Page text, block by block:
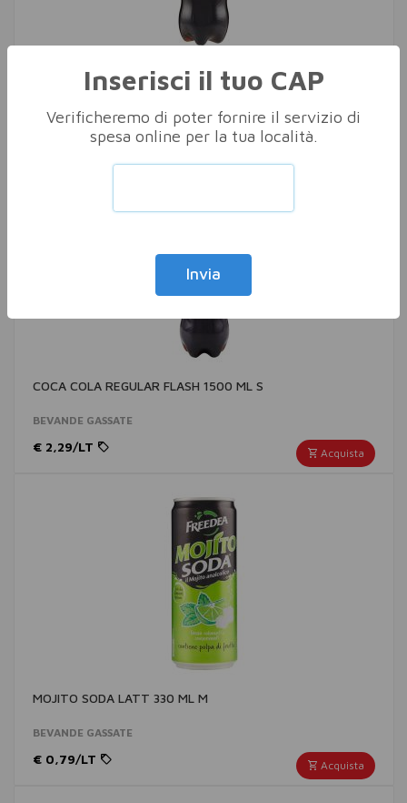
COCA COLA SENZA CAFFEINA 1 5 LT M
BEVANDE GASSATE
€ 2,29/LT
COCA COLA REGULAR FLASH 1500 ML S
BEVANDE GASSATE
Acquista
€ 2,29/LT
MOJITO SODA LATT 330 ML M
BEVANDE GASSATE
Acquista
€ 0,79/LT
Inserisci il tuo CAP
Verificheremo di poter fornire il servizio di
spesa online per la tua località.
Invia